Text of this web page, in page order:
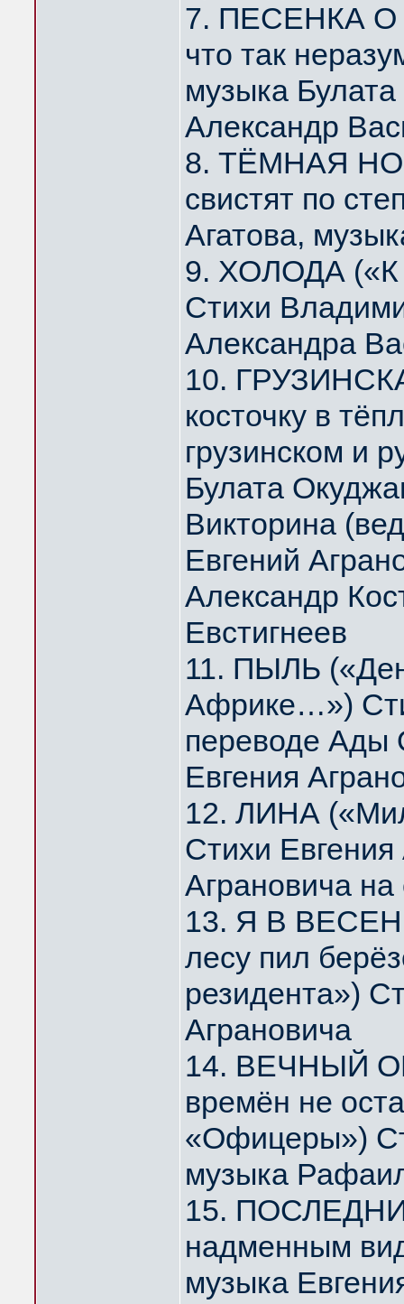
7. ПЕСЕНКА О
что так
музыка
Александр
8. ТЁМНАЯ
свистят по
Агатова,
9. ХОЛОДА («К
Стихи
Александра
10.
косточку в
грузинском и
Булата
Викторина
Евгений
Александр
Евстигнеев
11. ПЫЛЬ
Африке…»)
переводе Ады
Евгения
12. ЛИНА
Стихи
Аграновича
13. Я В
лесу пил
резидента»)
Аграновича
14. ВЕЧНЫЙ
времён не
«Офицеры»)
музыка
15.
надменным
музыка